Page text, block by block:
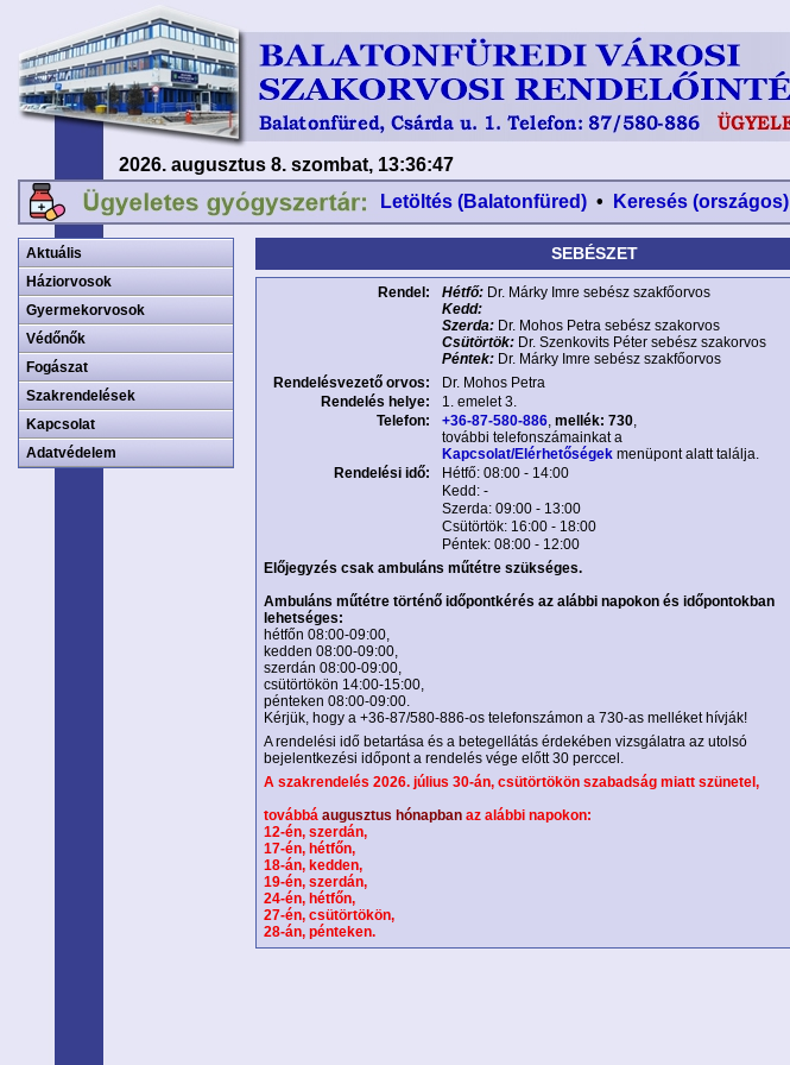
2026. augusztus 8. szombat, 13:36:47
Letöltés (Balatonfüred) • Keresés (országos)
Aktuális
Háziorvosok
Gyermekorvosok
Védőnők
Fogászat
Szakrendelések
Kapcsolat
Adatvédelem
SEBÉSZET
Rendel: Hétfő: Dr. Márky Imre sebész szakfőorvos
Kedd:
Szerda: Dr. Mohos Petra sebész szakorvos
Csütörtök: Dr. Szenkovits Péter sebész szakorvos
Péntek: Dr. Márky Imre sebész szakfőorvos
Rendelésvezető orvos:
Dr. Mohos Petra
Rendelés helye:
1. emelet 3.
Telefon:
+36-87-580-886, mellék: 730,
további telefonszámainkat a
Kapcsolat/Elérhetőségek menüpont alatt találja.
Rendelési idő:
Hétfő: 08:00 - 14:00
Kedd: -
Szerda: 09:00 - 13:00
Csütörtök: 16:00 - 18:00
Péntek: 08:00 - 12:00
Előjegyzés csak ambuláns műtétre szükséges.
Ambuláns műtétre történő időpontkérés az alábbi napokon és időpontokban
lehetséges:
hétfőn 08:00-09:00,
kedden 08:00-09:00,
szerdán 08:00-09:00,
csütörtökön 14:00-15:00,
pénteken 08:00-09:00.
Kérjük, hogy a +36-87/580-886-os telefonszámon a 730-as melléket hívják!
A rendelési idő betartása és a betegellátás érdekében vizsgálatra az utolsó
bejelentkezési időpont a rendelés vége előtt 30 perccel.
A szakrendelés 2026. július 30-án, csütörtökön szabadság miatt szünetel,
továbbá augusztus hónapban az alábbi napokon:
12-én, szerdán,
17-én, hétfőn,
18-án, kedden,
19-én, szerdán,
24-én, hétfőn,
27-én, csütörtökön,
28-án, pénteken.